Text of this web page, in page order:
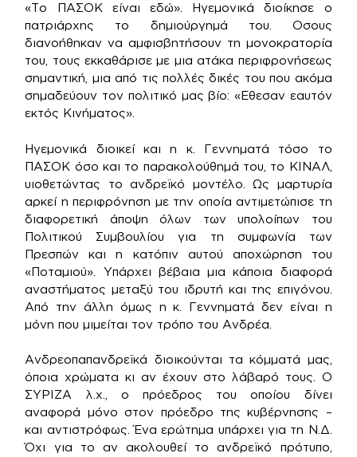
«Το ΠΑΣΟΚ είναι εδώ». Ηγεμονικά διοίκησε ο
πατριάρχης το δημιούργημά του. Οσους
διανοήθηκαν να αμφισβητήσουν τη μονοκρατορία
του, τους εκκαθάρισε με μια ατάκα περιφρονήσεως
σημαντική, μια από τις πολλές δικές του που ακόμα
σημαδεύουν τον πολιτικό μας βίο: «Εθεσαν εαυτόν
εκτός Κινήματος».
Ηγεμονικά διοικεί και η κ. Γεννηματά τόσο το
ΠΑΣΟΚ όσο και το παρακολούθημά του, το ΚΙΝΑΛ,
υιοθετώντας το ανδρεϊκό μοντέλο. Ως μαρτυρία
αρκεί η περιφρόνηση με την οποία αντιμετώπισε τη
διαφορετική άποψη όλων των υπολοίπων του
Πολιτικού Συμβουλίου για τη συμφωνία των
Πρεσπών και η κατόπιν αυτού αποχώρηση του
«Ποταμιού». Υπάρχει βέβαια μια κάποια διαφορά
αναστήματος μεταξύ του ιδρυτή και της επιγόνου.
Από την άλλη όμως η κ. Γεννηματά δεν είναι η
μόνη που μιμείται τον τρόπο του Ανδρέα.
Ανδρεοπαπανδρεϊκά διοικούνται τα κόμματά μας,
όποια χρώματα κι αν έχουν στο λάβαρό τους. Ο
ΣΥΡΙΖΑ λ.χ., ο πρόεδρος του οποίου δίνει
αναφορά μόνο στον πρόεδρο της κυβέρνησης –
και αντιστρόφως. Ένα ερώτημα υπάρχει για τη Ν.Δ.
Όχι για το αν ακολουθεί το ανδρεϊκό πρότυπο,